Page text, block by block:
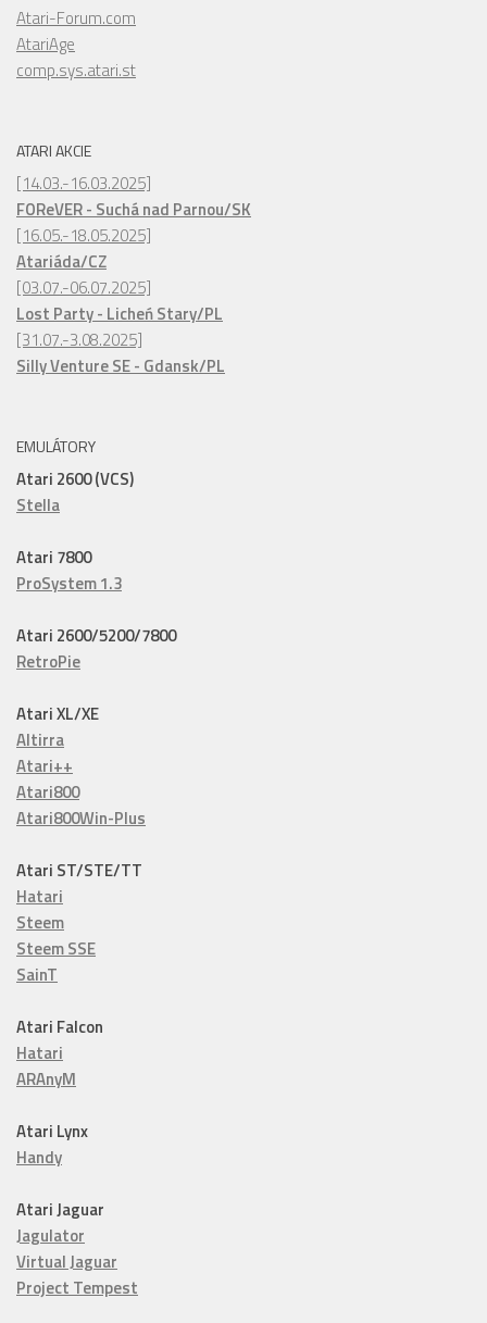
Atari-Forum.com
AtariAge
comp.sys.atari.st
ATARI AKCIE
[14.03.-16.03.2025]
FOReVER - Suchá nad Parnou/SK
[16.05.-18.05.2025]
Atariáda/CZ
[03.07.-06.07.2025]
Lost Party - Licheń Stary/PL
[31.07.-3.08.2025]
Silly Venture SE - Gdansk/PL
EMULÁTORY
Atari 2600 (VCS)
Stella
Atari 7800
ProSystem 1.3
Atari 2600/5200/7800
RetroPie
Atari XL/XE
Altirra
Atari++
Atari800
Atari800Win-Plus
Atari ST/STE/TT
Hatari
Steem
Steem SSE
SainT
Atari Falcon
Hatari
ARAnyM
Atari Lynx
Handy
Atari Jaguar
Jagulator
Virtual Jaguar
Project Tempest